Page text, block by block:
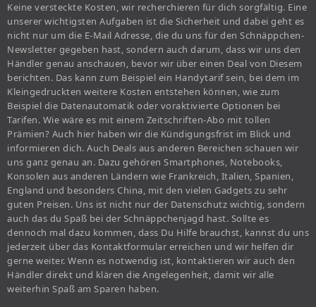
Keine versteckte Kosten, wir recherchieren für dich sorgfältig. Eine
unserer wichtigsten Aufgaben ist die Sicherheit und dabei geht es
nicht nur um die E-Mail Adresse, die du uns für den Schnäppchen-
Newsletter gegeben hast, sondern auch darum, dass wir uns den
Händler genau anschauen, bevor wir über einen Deal von Diesem
berichten. Das kann zum Beispiel ein Handytarif sein, bei dem im
Kleingedruckten weitere Kosten entstehen können, wie zum
Beispiel die Datenautomatik oder voraktivierte Optionen bei
Tarifen. Wie wäre es mit einem Zeitschriften-Abo mit tollen
Prämien? Auch hier haben wir die Kündigungsfrist im Blick und
informieren dich. Auch Deals aus anderen Bereichen schauen wir
uns ganz genau an. Dazu gehören Smartphones, Notebooks,
Konsolen aus anderen Ländern wie Frankreich, Italien, Spanien,
England und besonders China, mit den vielen Gadgets zu sehr
guten Preisen. Uns ist nicht nur der Datenschutz wichtig, sondern
auch das du Spaß bei der Schnäppchenjagd hast. Sollte es
dennoch mal dazu kommen, dass Du Hilfe brauchst, kannst du uns
jederzeit über das Kontaktformular erreichen und wir helfen dir
gerne weiter. Wenn es notwendig ist, kontaktieren wir auch den
Händler direkt und klären die Angelegenheit, damit wir alle
weiterhin Spaß am Sparen haben.